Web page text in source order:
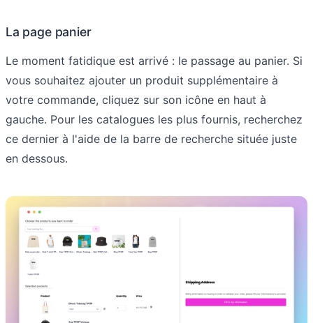
La page panier
Le moment fatidique est arrivé : le passage au panier. Si
vous souhaitez ajouter un produit supplémentaire à
votre commande, cliquez sur son icône en haut à
gauche. Pour les catalogues les plus fournis, recherchez
ce dernier à l'aide de la barre de recherche située juste
en dessous.